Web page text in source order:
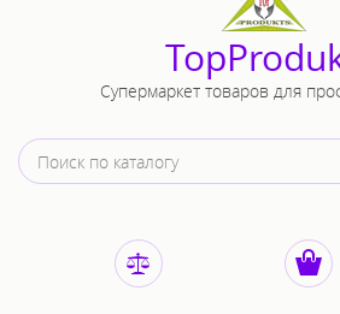
Супермаркет товаров для